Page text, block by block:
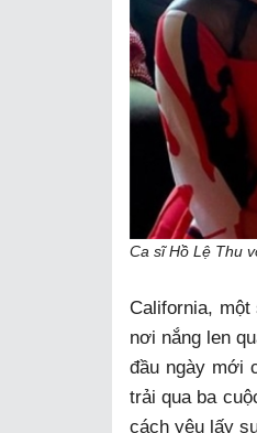
Ca sĩ Hồ Lệ Thu
California, một
nơi nắng len
đầu ngày mới
trải qua ba
cách yêu lấy